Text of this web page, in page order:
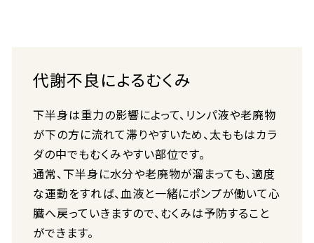
代謝不良によるむくみ
下半身は重力の影響によって、リンパ液や老廃物
が下の方に流れて滞りやすいため、太ももはカラ
ダの中でもむくみやすい部位です。
通常、下半身に水分や老廃物が溜まっても、適度
な運動をすれば、血液と一緒にポンプが働いて心
臓へ戻っていきますので、むくみは予防すること
ができます。